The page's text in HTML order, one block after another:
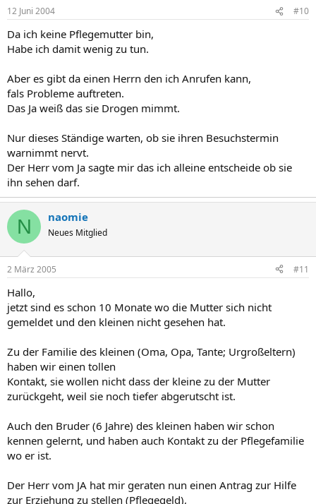
12 Juni 2004 #10
Da ich keine Pflegemutter bin,
Habe ich damit wenig zu tun.
Aber es gibt da einen Herrn den ich Anrufen kann,
fals Probleme auftreten.
Das Ja weiß das sie Drogen mimmt.
Nur dieses Ständige warten, ob sie ihren Besuchstermin
warnimmt nervt.
Der Herr vom Ja sagte mir das ich alleine entscheide ob sie
ihn sehen darf.
N naomie
Neues Mitglied
2 März 2005 #11
Hallo,
jetzt sind es schon 10 Monate wo die Mutter sich nicht
gemeldet und den kleinen nicht gesehen hat.
Zu der Familie des kleinen (Oma, Opa, Tante; Urgroßeltern)
haben wir einen tollen
Kontakt, sie wollen nicht dass der kleine zu der Mutter
zurückgeht, weil sie noch tiefer abgerutscht ist.
Auch den Bruder (6 Jahre) des kleinen haben wir schon
kennen gelernt, und haben auch Kontakt zu der Pflegefamilie
wo er ist.
Der Herr vom JA hat mir geraten nun einen Antrag zur Hilfe
zur Erziehung zu stellen (Pflegegeld),